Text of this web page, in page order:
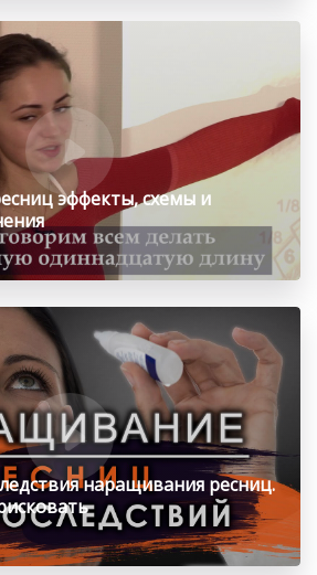
эффекты, схемы и
наращивания ресниц.